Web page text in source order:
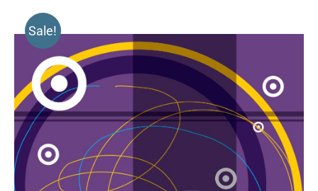
Sale!